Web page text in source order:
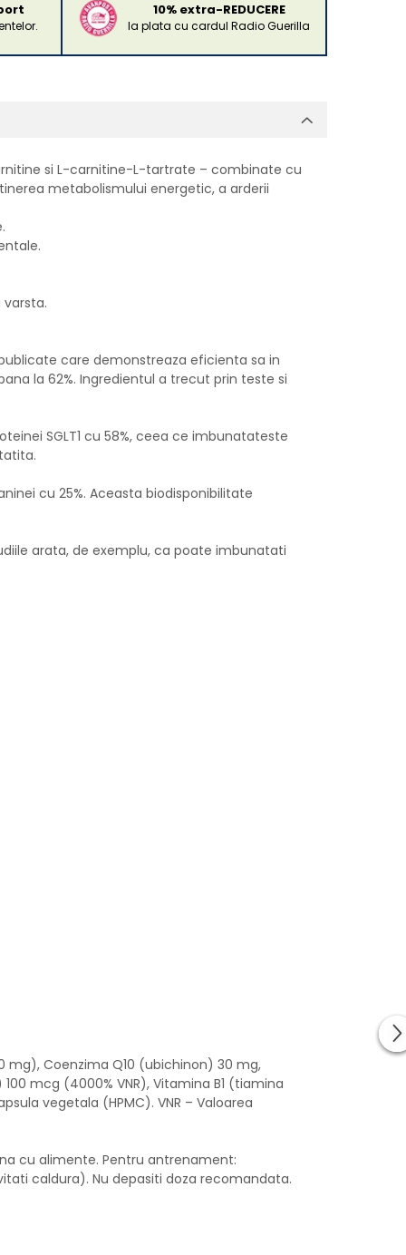
10% extra-REDUCERE
la plata cu cardul Radio Guerilla
si L-carnitine-L-tartrate – combinate cu
metabolismului energetic, a arderii
care demonstreaza eficienta sa in
la 62%. Ingredientul a trecut prin teste si
SGLT1 cu 58%, ceea ce imbunatateste
cu 25%. Aceasta biodisponibilitate
arata, de exemplu, ca poate imbunatati
Coenzima Q10 (ubichinon) 30 mg,
mcg (4000% VNR), Vitamina B1 (tiamina
vegetala (HPMC). VNR – Valoarea
cu alimente. Pentru antrenament:
caldura). Nu depasiti doza recomandata.